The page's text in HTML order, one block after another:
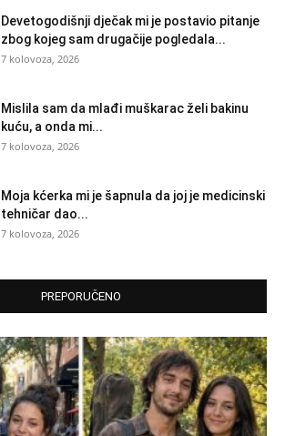
Devetogodišnji dječak mi je postavio pitanje
zbog kojeg sam drugačije pogledala...
7 kolovoza, 2026
Mislila sam da mlađi muškarac želi bakinu
kuću, a onda mi...
7 kolovoza, 2026
Moja kćerka mi je šapnula da joj je medicinski
tehničar dao...
7 kolovoza, 2026
PREPORUČENO